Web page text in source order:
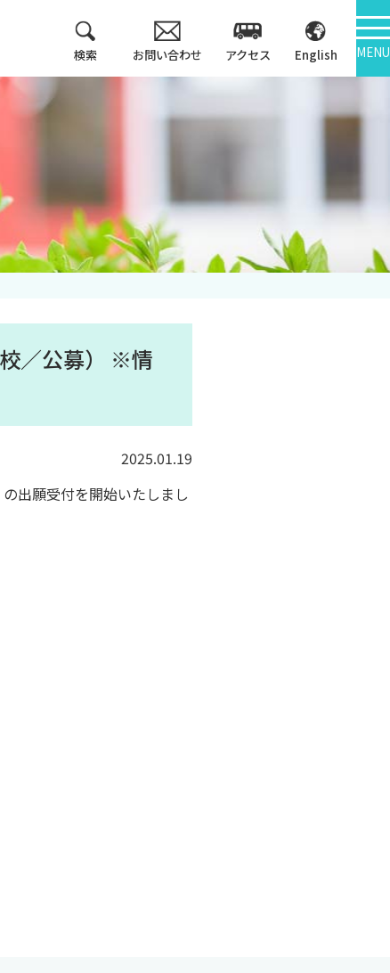
検索 お問い合わせ アクセス English MENU
教育方針
カリキュラム・マッ
プ等
キャンパス紹介
中期計画
／公募） ※情
2025.01.19
出願受付を開始いたしまし